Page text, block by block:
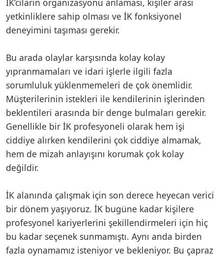
İK’cıların organizasyonu anlaması, kişiler arası
yetkinliklere sahip olması ve İK fonksiyonel
deneyimini taşıması gerekir.
Bu arada olaylar karşısında kolay kolay
yıpranmamaları ve idari işlerle ilgili fazla
sorumluluk yüklenmemeleri de çok önemlidir.
Müşterilerinin istekleri ile kendilerinin işlerinden
beklentileri arasında bir denge bulmaları gerekir.
Genellikle bir İK profesyoneli olarak hem işi
ciddiye alırken kendilerini çok ciddiye almamak,
hem de mizah anlayışını korumak çok kolay
değildir.
İK alanında çalışmak için son derece heyecan verici
bir dönem yaşıyoruz. İK bugüne kadar kişilere
profesyonel kariyerlerini şekillendirmeleri için hiç
bu kadar seçenek sunmamıştı. Aynı anda birden
fazla oynamamız isteniyor ve bekleniyor. Bu çapraz